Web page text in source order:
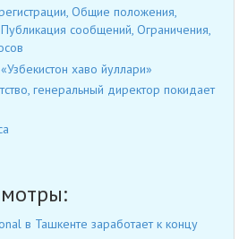
Общие положения,
сообщений, Ограничения,
хаво йуллари»
генеральный директор покидает
в Ташкенте заработает к концу